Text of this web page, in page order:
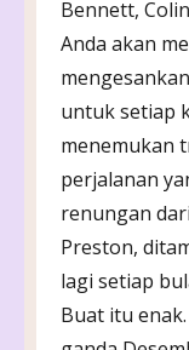
Bennett,
Anda akan
untuk setiap
menemukan
perjalanan
renungan
Preston,
lagi setiap
Buat itu